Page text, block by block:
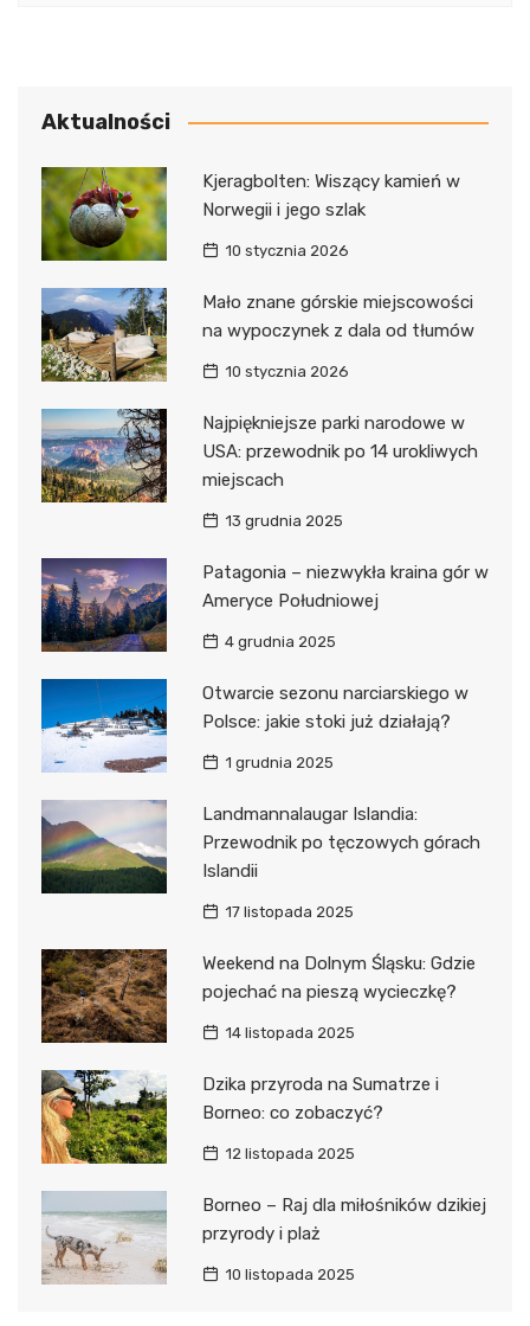
Aktualności
Kjeragbolten: Wiszący kamień w
Norwegii i jego szlak
10 stycznia 2026
Mało znane górskie miejscowości
na wypoczynek z dala od tłumów
10 stycznia 2026
Najpiękniejsze parki narodowe w
USA: przewodnik po 14 urokliwych
miejscach
13 grudnia 2025
Patagonia – niezwykła kraina gór w
Ameryce Południowej
4 grudnia 2025
Otwarcie sezonu narciarskiego w
Polsce: jakie stoki już działają?
1 grudnia 2025
Landmannalaugar Islandia:
Przewodnik po tęczowych górach
Islandii
17 listopada 2025
Weekend na Dolnym Śląsku: Gdzie
pojechać na pieszą wycieczkę?
14 listopada 2025
Dzika przyroda na Sumatrze i
Borneo: co zobaczyć?
12 listopada 2025
Borneo – Raj dla miłośników dzikiej
przyrody i plaż
10 listopada 2025